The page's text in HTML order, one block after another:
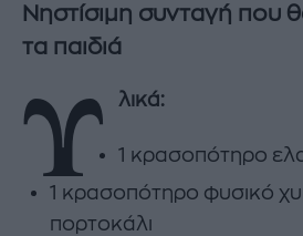
Νηστίσιμη συνταγή που
τα παιδιά
Υ λικά:
1 κρασοπότηρο
1 κρασοπότηρο φυσικό
πορτοκάλι